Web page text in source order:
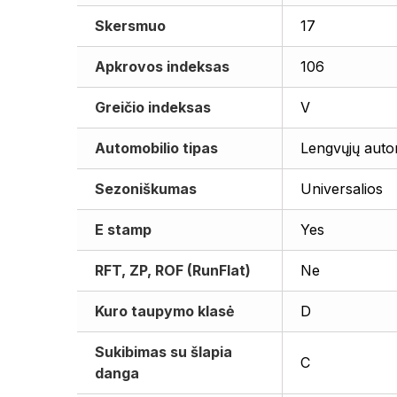
Skersmuo 17
Apkrovos indeksas 106
Greičio indeksas V
Automobilio tipas Lengvųjų
Sezoniškumas Universalios
E stamp Yes
RFT, ZP, ROF (RunFlat) Ne
Kuro taupymo klasė D
Sukibimas su šlapia
danga
C